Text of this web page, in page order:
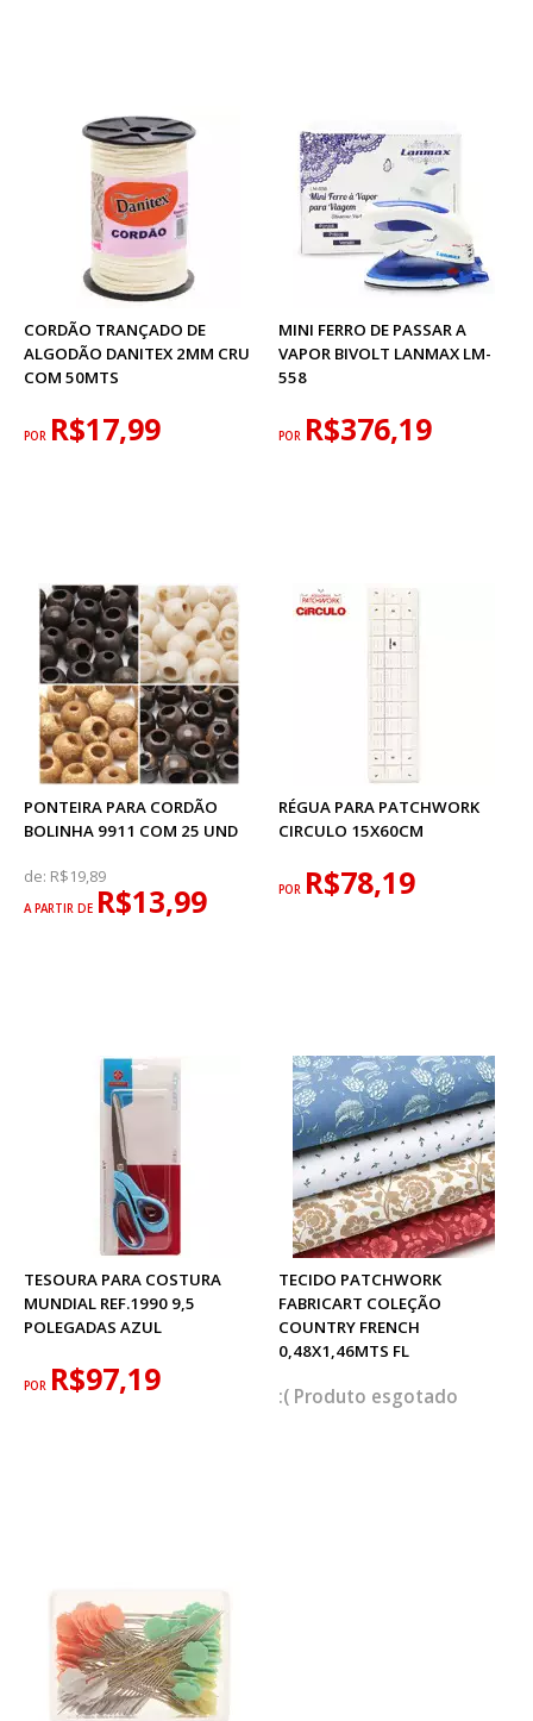
CORDÃO TRANÇADO DE
ALGODÃO DANITEX 2MM CRU
COM 50MTS
POR R$17,99
MINI FERRO DE PASSAR A
VAPOR BIVOLT LANMAX LM-
558
POR R$376,19
PONTEIRA PARA CORDÃO
BOLINHA 9911 COM 25 UND
de: R$19,89
A PARTIR DE R$13,99
RÉGUA PARA PATCHWORK
CIRCULO 15X60CM
POR R$78,19
TESOURA PARA COSTURA
MUNDIAL REF.1990 9,5
POLEGADAS AZUL
POR R$97,19
TECIDO PATCHWORK
FABRICART COLEÇÃO
COUNTRY FRENCH
0,48X1,46MTS FL
esgotado